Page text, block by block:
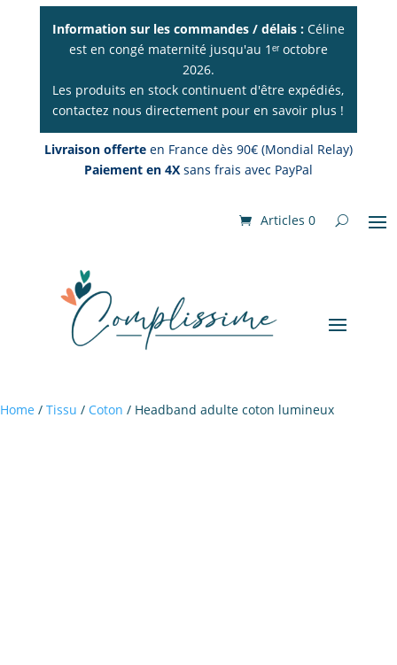
Information sur les commandes / délais : Céline
est en congé maternité jusqu'au 1ᵉʳ octobre
2026.
Les produits en stock continuent d'être expédiés,
contactez nous directement pour en savoir plus !
Livraison offerte en France dès 90€ (Mondial Relay)
Paiement en 4X sans frais avec PayPal
Articles 0
Home / Tissu / Coton / Headband adulte coton lumineux